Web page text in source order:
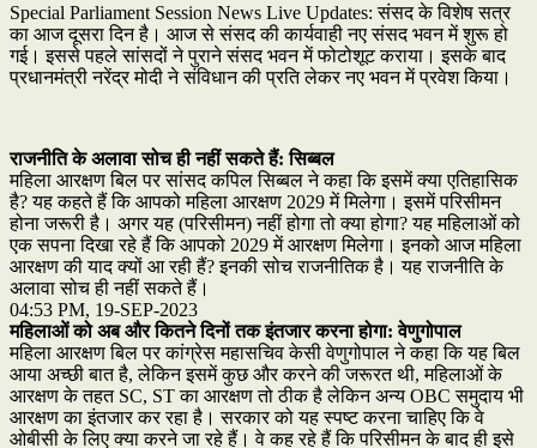
Special Parliament Session News Live Updates: संसद के विशेष सत्र
का आज दूसरा दिन है। आज से संसद की कार्यवाही नए संसद भवन में शुरू हो
गई। इससे पहले सांसदों ने पुराने संसद भवन में फोटोशूट कराया। इसके बाद
प्रधानमंत्री नरेंद्र मोदी ने संविधान की प्रति लेकर नए भवन में प्रवेश किया।
राजनीति के अलावा सोच ही नहीं सकते हैं: सिब्बल
महिला आरक्षण बिल पर सांसद कपिल सिब्बल ने कहा कि इसमें क्या एतिहासिक
है? यह कहते हैं कि आपको महिला आरक्षण 2029 में मिलेगा। इसमें परिसीमन
होना जरूरी है। अगर यह (परिसीमन) नहीं होगा तो क्या होगा? यह महिलाओं को
एक सपना दिखा रहे हैं कि आपको 2029 में आरक्षण मिलेगा। इनको आज महिला
आरक्षण की याद क्यों आ रही हैं? इनकी सोच राजनीतिक है। यह राजनीति के
अलावा सोच ही नहीं सकते हैं।
04:53 PM, 19-SEP-2023
महिलाओं को अब और कितने दिनों तक इंतजार करना होगा: वेणुगोपाल
महिला आरक्षण बिल पर कांग्रेस महासचिव केसी वेणुगोपाल ने कहा कि यह बिल
आया अच्छी बात है, लेकिन इसमें कुछ और करने की जरूरत थी, महिलाओं के
आरक्षण के तहत SC, ST का आरक्षण तो ठीक है लेकिन अन्य OBC समुदाय भी
आरक्षण का इंतजार कर रहा है। सरकार को यह स्पष्ट करना चाहिए कि वे
ओबीसी के लिए क्या करने जा रहे हैं। वे कह रहे हैं कि परिसीमन के बाद ही इसे